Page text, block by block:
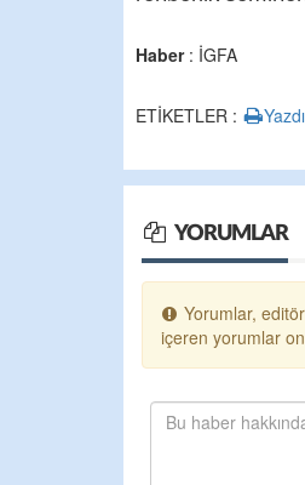
Haber: İGFA
ETİKETLER :
YORUMLAR
Yorumlar,
içeren yorumlar